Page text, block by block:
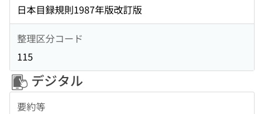
日本目録規則1987年版改訂版
整理区分コード
115
デジタル
要約等